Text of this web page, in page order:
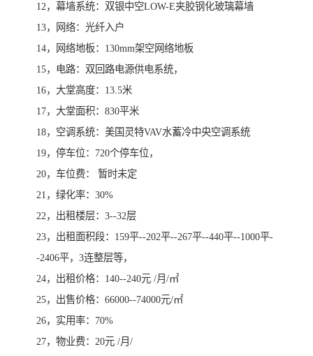
12，幕墙系统：双银中空LOW-E夹胶钢化玻璃幕墙
13，网络：光纤入户
14，网络地板：130mm架空网络地板
15，电路：双回路电源供电系统，
16，大堂高度：13.5米
17，大堂面积：830平米
18，空调系统：美国灵特VAV水蓄冷中央空调系统
19，停车位：720个停车位，
20，车位费： 暂时未定
21，绿化率：30%
22，出租楼层：3--32层
23，出租面积段：159平--202平--267平--440平--1000平-
-2406平，3连整层等，
24，出租价格：140--240元 /月/㎡
25，出售价格：66000--74000元/㎡
26，实用率：70%
27，物业费：20元 /月/